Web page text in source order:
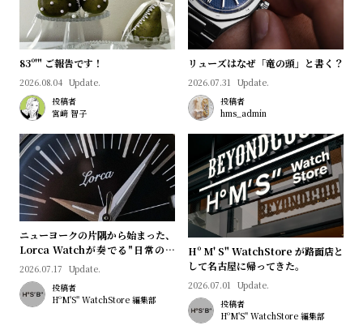
イ
ド
時
計
証
プ
ラ
ス
刻
印
ー
ビ
ス
よ
く
あ
る
お
問
い
合
83º'" ご報告です！
2026.08.04 Update.
投稿者
宮﨑 智子
リューズはなぜ「竜の頭」と書く？
2026.07.31 Update.
投稿者
hms_admin
ニューヨークの片隅から始まった、
Lorca Watchが奏でる"日常のロ
マン"｜Brand Picks #08
2026.07.17 Update.
投稿者
HºM'S" WatchStore 編集部
Hº M' S" WatchStore が路面店と
して名古屋に帰ってきた。
2026.07.01 Update.
投稿者
HºM'S" WatchStore 編集部